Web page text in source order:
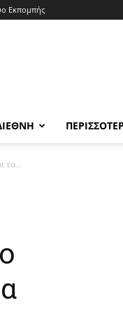
Εκπομπής
τα...